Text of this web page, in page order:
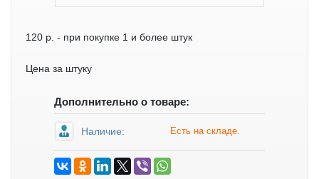
120 р. - при покупке 1 и более штук
Цена за штуку
Дополнительно о товаре:
Наличие: Есть на складе.